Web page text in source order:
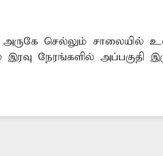
நேரங்களில் அப்பகுதி